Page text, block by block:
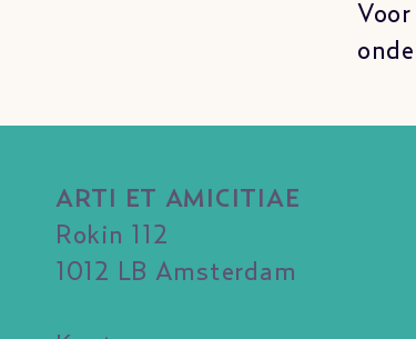
ARTI ET AMICITIAE
Rokin 112
1012 LB Amsterdam